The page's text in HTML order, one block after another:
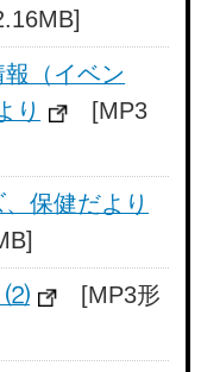
報（イベン
り
[MP3
保健だより
⑵
[MP3形